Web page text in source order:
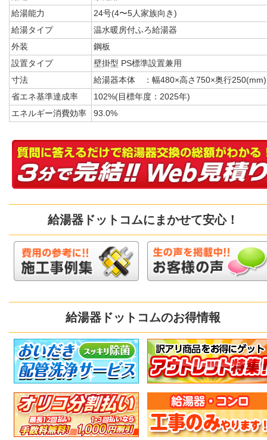
給湯能力
24号(4〜5人家族向き)
給湯タイプ
温水暖房付ふろ給湯器
外装
鋼板
設置タイプ
壁掛型 PS標準設置兼用
寸法
給湯器本体 ：幅480×高さ750×奥行250(mm)
省エネ基準達成率
102%(目標年度：2025年)
エネルギー消費効率
93.0%
給湯器ドットコムにまかせて安心！
給湯器ドットコムのお得情報